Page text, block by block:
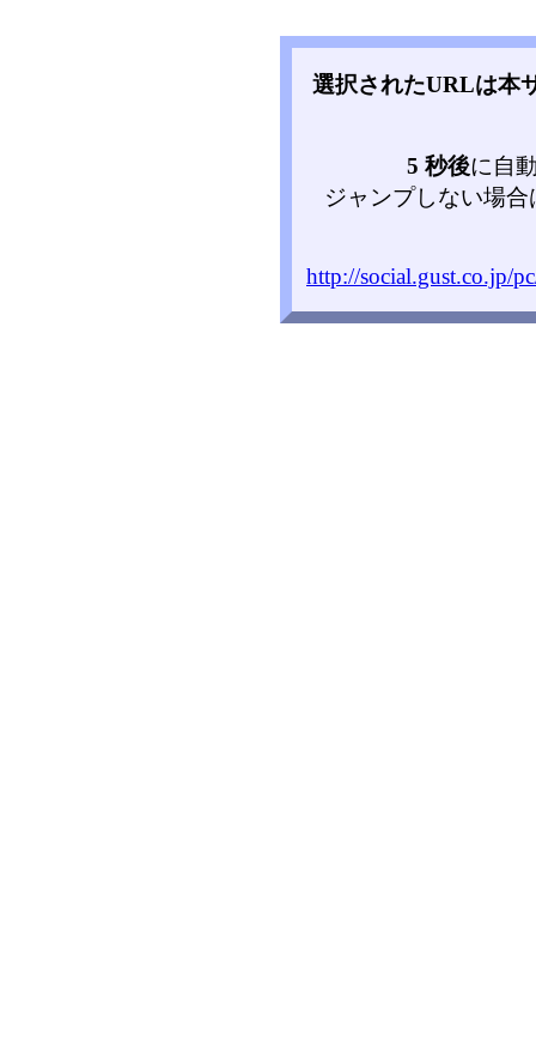
選択されたURLは本
5 秒後に自
ジャンプしない場
http://social.gust.co.jp/